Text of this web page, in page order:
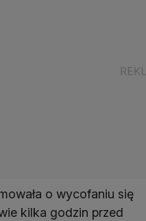
o wycofaniu się
kilka godzin przed